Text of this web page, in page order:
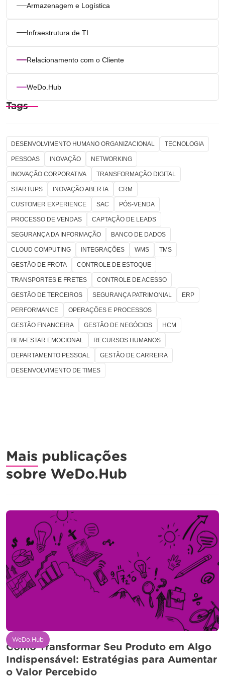
Armazenagem e Logística
Infraestrutura de TI
Relacionamento com o Cliente
WeDo.Hub
Tags
DESENVOLVIMENTO HUMANO ORGANIZACIONAL TECNOLOGIA
PESSOAS INOVAÇÃO NETWORKING
INOVAÇÃO CORPORATIVA TRANSFORMAÇÃO DIGITAL
STARTUPS INOVAÇÃO ABERTA CRM
CUSTOMER EXPERIENCE SAC PÓS-VENDA
PROCESSO DE VENDAS CAPTAÇÃO DE LEADS
SEGURANÇA DA INFORMAÇÃO BANCO DE DADOS
CLOUD COMPUTING INTEGRAÇÕES WMS TMS
GESTÃO DE FROTA CONTROLE DE ESTOQUE
TRANSPORTES E FRETES CONTROLE DE ACESSO
GESTÃO DE TERCEIROS SEGURANÇA PATRIMONIAL ERP
PERFORMANCE OPERAÇÕES E PROCESSOS
GESTÃO FINANCEIRA GESTÃO DE NEGÓCIOS HCM
BEM-ESTAR EMOCIONAL RECURSOS HUMANOS
DEPARTAMENTO PESSOAL GESTÃO DE CARREIRA
DESENVOLVIMENTO DE TIMES
Mais publicações
sobre WeDo.Hub
WeDo.Hub
Como Transformar Seu Produto em Algo
Indispensável: Estratégias para Aumentar
o Valor Percebido